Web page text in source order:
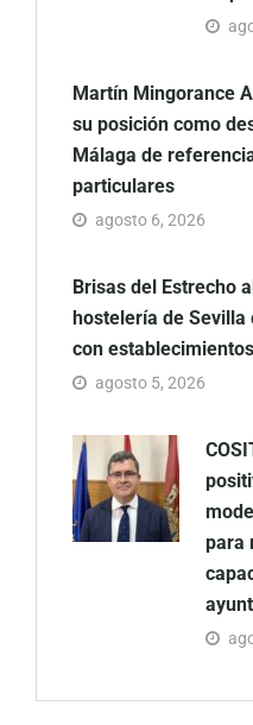
Martín Mingorance
su posición como
Málaga de
particulares
agosto 6, 2026
Brisas del Estrecho
hostelería de
con establecimientos
agosto 5, 2026
para